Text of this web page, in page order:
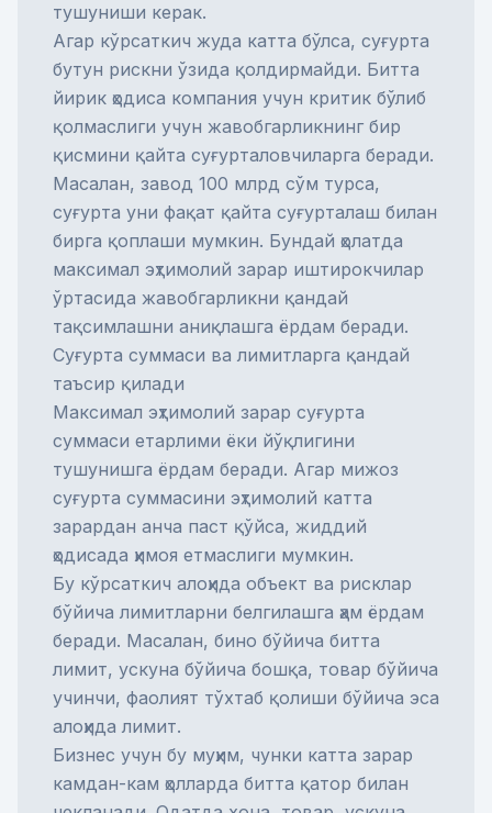
тушуниши керак.
Агар кўрсаткич жуда катта бўлса, суғурта
бутун рискни ўзида қолдирмайди. Битта
йирик ҳодиса компания учун критик бўлиб
қолмаслиги учун жавобгарликнинг бир
қисмини қайта суғурталовчиларга беради.
Масалан, завод 100 млрд сўм турса,
суғурта уни фақат қайта суғурталаш билан
бирга қоплаши мумкин. Бундай ҳолатда
максимал эҳтимолий зарар иштирокчилар
ўртасида жавобгарликни қандай
тақсимлашни аниқлашга ёрдам беради.
Суғурта суммаси ва лимитларга қандай
таъсир қилади
Максимал эҳтимолий зарар суғурта
суммаси етарлими ёки йўқлигини
тушунишга ёрдам беради. Агар мижоз
суғурта суммасини эҳтимолий катта
зарардан анча паст қўйса, жиддий
ҳодисада ҳимоя етмаслиги мумкин.
Бу кўрсаткич алоҳида объект ва рисклар
бўйича лимитларни белгилашга ҳам ёрдам
беради. Масалан, бино бўйича битта
лимит, ускуна бўйича бошқа, товар бўйича
учинчи, фаолият тўхтаб қолиши бўйича эса
алоҳида лимит.
Бизнес учун бу муҳим, чунки катта зарар
камдан-кам ҳолларда битта қатор билан